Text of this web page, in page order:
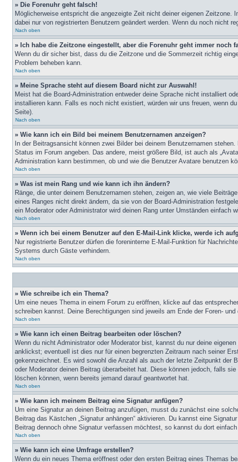
» Die Forenuhr geht falsch!
Möglicherweise entspricht die angezeigte Zeit nicht deiner eigenen
dabei nur von registrierten Benutzern geändert werden. Wenn du noch nicht
Nach oben
» Ich habe die Zeitzone eingestellt, aber die Forenuhr geht immer noch
Wenn du dir sicher bist, dass du die Zeitzone und die Sommerzeit richtig
Problem beheben kann.
Nach oben
» Meine Sprache steht auf diesem Board nicht zur Auswahl!
Meist hat die Board-Administration entweder deine Sprache nicht installiert
installieren kann. Falls es noch nicht existiert, würden wir uns freuen, wenn
Seite).
Nach oben
» Wie kann ich ein Bild bei meinem Benutzernamen anzeigen?
In der Beitragsansicht können zwei Bilder bei deinem Benutzernamen
Status im Forum angeben. Das andere, meist größere Bild, ist auch als
Administration kann bestimmen, ob und wie die Benutzer Avatare benutzen
Nach oben
» Was ist mein Rang und wie kann ich ihn ändern?
Ränge, die unter deinem Benutzernamen stehen, zeigen an, wie viele
eines Ranges nicht direkt ändern, da sie von der Board-Administration
ein Moderator oder Administrator wird deinen Rang unter Umständen einfach
Nach oben
» Wenn ich bei einem Benutzer auf den E-Mail-Link klicke, werde ich
Nur registrierte Benutzer dürfen die foreninterne E-Mail-Funktion für
Systems durch Gäste verhindern.
Nach oben
» Wie schreibe ich ein Thema?
Um eine neues Thema in einem Forum zu eröffnen, klicke auf das
schreiben kannst. Deine Berechtigungen sind jeweils am Ende der Foren-
Nach oben
» Wie kann ich einen Beitrag bearbeiten oder löschen?
Wenn du nicht Administrator oder Moderator bist, kannst du nur deine
anklickst; eventuell ist dies nur für einen begrenzten Zeitraum nach seiner
gekennzeichnet. Es wird sowohl die Anzahl als auch der letzte Zeitpunkt der
oder Moderator deinen Beitrag überarbeitet hat. Diese können jedoch, falls
löschen können, wenn bereits jemand darauf geantwortet hat.
Nach oben
» Wie kann ich meinem Beitrag eine Signatur anfügen?
Um eine Signatur an deinen Beitrag anzufügen, musst du zunächst eine
Beitrag das Kästchen „Signatur anhängen“ aktivieren. Du kannst eine
Beitrag dennoch ohne Signatur verfassen möchtest, so kannst du dort
Nach oben
» Wie kann ich eine Umfrage erstellen?
Wenn du ein neues Thema eröffnest oder den ersten Beitrag eines Themas